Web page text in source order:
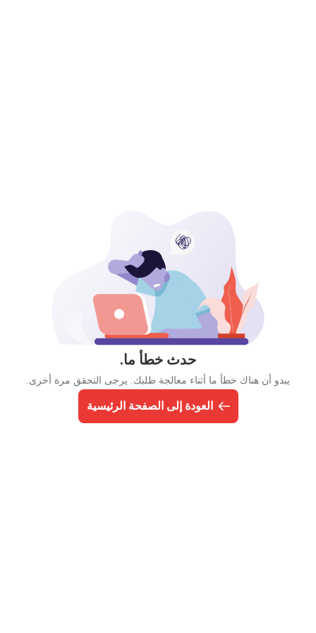
حدث خطأ ما.
يبدو أن هناك خطأ ما أثناء معالجة طلبك. يرجى التحقق مرة أخرى.
العودة إلى الصفحة الرئيسية